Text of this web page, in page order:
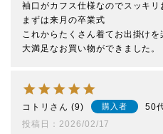
袖口がカフス仕様なのでスッキリ
まずは来月の卒業式
これからたくさん着てお出掛け
大満足なお買い物ができました。
コトリ 9 購入者 50
投稿日
2026/02/17